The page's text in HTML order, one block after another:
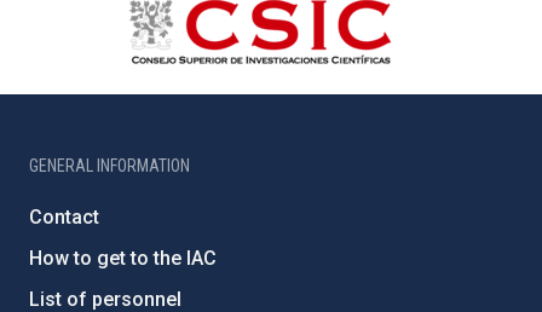
GENERAL INFORMATION
Contact
How to get to the IAC
List of personnel